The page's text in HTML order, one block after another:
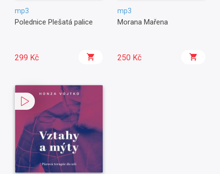
mp3
Polednice Plešatá palice
299 Kč
mp3
Morana Mařena
250 Kč